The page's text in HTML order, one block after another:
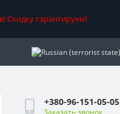
Скидку гарантируем!
+380-96-151-05-05